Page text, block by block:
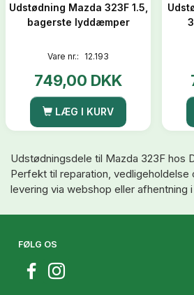
Udstødning Mazda 323F 1.5,
bagerste lyddæmper
Vare nr.: 12.193
749,00 DKK
LÆG I KURV
Udstødningsdele til Mazda 323F hos
Perfekt til reparation, vedligeholdelse
levering via webshop eller afhentning i
FØLG OS